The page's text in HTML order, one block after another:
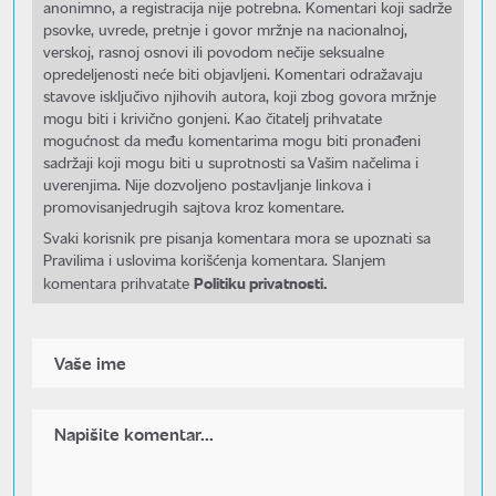
anonimno, a registracija nije potrebna. Komentari koji sadrže
psovke, uvrede, pretnje i govor mržnje na nacionalnoj,
verskoj, rasnoj osnovi ili povodom nečije seksualne
opredeljenosti neće biti objavljeni. Komentari odražavaju
stavove isključivo njihovih autora, koji zbog govora mržnje
mogu biti i krivično gonjeni. Kao čitatelj prihvatate
mogućnost da među komentarima mogu biti pronađeni
sadržaji koji mogu biti u suprotnosti sa Vašim načelima i
uverenjima. Nije dozvoljeno postavljanje linkova i
promovisanjedrugih sajtova kroz komentare.
Svaki korisnik pre pisanja komentara mora se upoznati sa
Pravilima i uslovima korišćenja komentara. Slanjem
komentara prihvatate Politiku privatnosti.